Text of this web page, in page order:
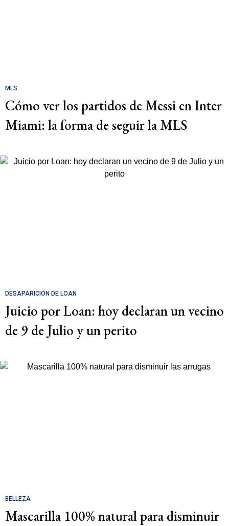
MLS
Cómo ver los partidos de Messi en Inter
Miami: la forma de seguir la MLS
DESAPARICIÓN DE LOAN
Juicio por Loan: hoy declaran un vecino
de 9 de Julio y un perito
BELLEZA
Mascarilla 100% natural para disminuir